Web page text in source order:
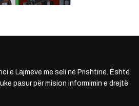
e Lajmeve me seli në Prishtinë. Është
pasur për mision informimin e drejtë